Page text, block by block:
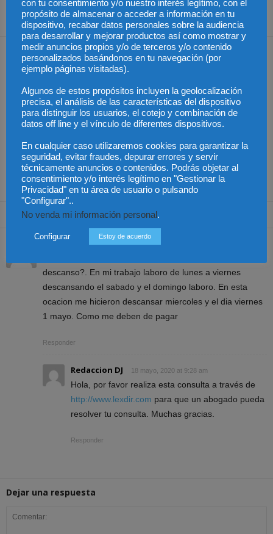
convocatoria en febrero
Artículos relacionados Más del autor
México – Gobierno
solicita que bienes
decomisados a narcos
se entreguen a México
México – Asistencia a
víctimas extranjeras en
procesos penales
México – Sheinbaum
podría reunirse con la
primera ministra de
Japón
2 Comentarios
Moises pelcastre solis 10 mayo, 2020 at 6:54 am
descanso?. En mi trabajo laboro de lunes a viernes
descansando el sabado y el domingo laboro. En esta
ocacion me hicieron descansar miercoles y el dia viernes
1 mayo. Como me deben de pagar
Responder
Redaccion DJ 18 mayo, 2020 at 9:28 am
Hola, por favor realiza esta consulta a través de
http://www.lexdir.com para que un abogado pueda
resolver tu consulta. Muchas gracias.
Responder
Dejar una respuesta
con tu consentimiento y/o nuestro interés legítimo, con el
propósito de almacenar o acceder a información en tu
dispositivo, recabar datos personales sobre la audiencia
para desarrollar y mejorar productos así como mostrar y
medir anuncios propios y/o de terceros y/o contenido
personalizados basándonos en tu navegación (por
ejemplo páginas visitadas).
Algunos de estos propósitos incluyen la geolocalización
precisa, el análisis de las características del dispositivo
para distinguir los usuarios, el cotejo y combinación de
datos off line y el vínculo de diferentes dispositivos.
En cualquier caso utilizaremos cookies para garantizar la
seguridad, evitar fraudes, depurar errores y servir
técnicamente anuncios o contenidos. Podrás objetar al
consentimiento y/o interés legítimo en "Gestionar la
Privacidad" en tu área de usuario o pulsando
"Configurar"..
No venda mi información personal .
Configurar Estoy de acuerdo